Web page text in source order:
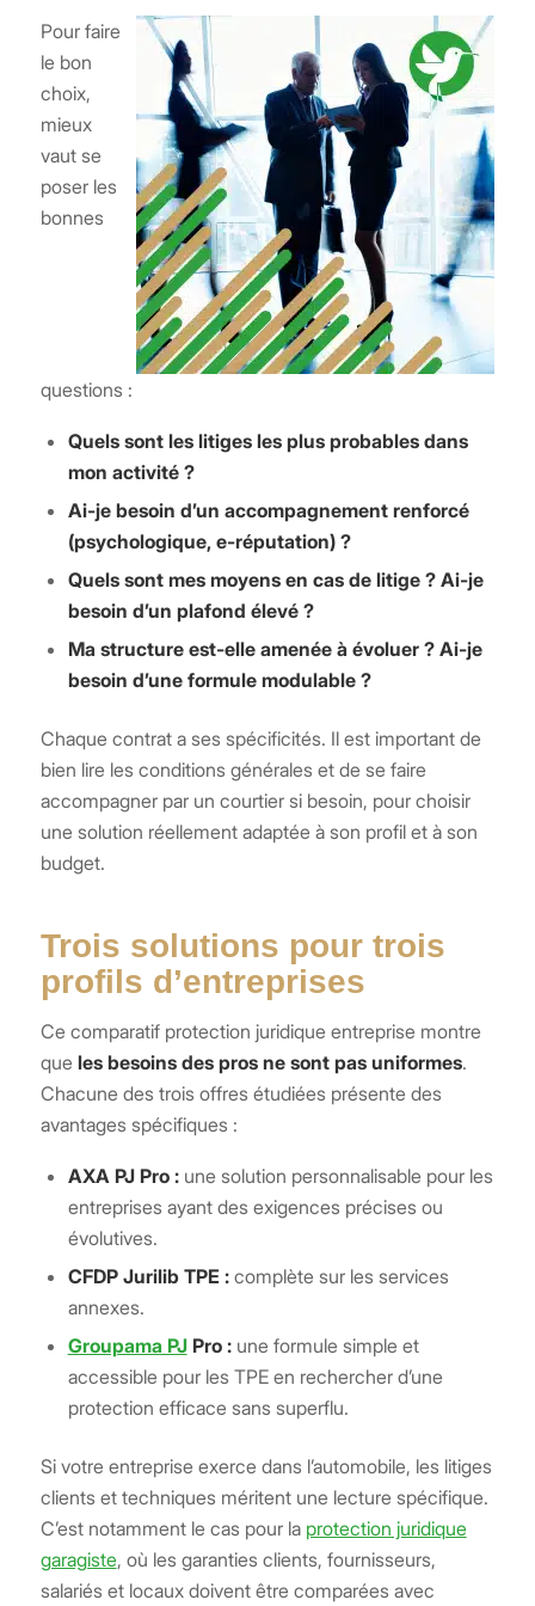
Pour faire
le bon
choix,
mieux
vaut se
poser les
bonnes
questions :
Quels sont les litiges les plus probables dans
mon activité ?
Ai-je besoin d’un accompagnement renforcé
(psychologique, e-réputation) ?
Quels sont mes moyens en cas de litige ? Ai-je
besoin d’un plafond élevé ?
Ma structure est-elle amenée à évoluer ? Ai-je
besoin d’une formule modulable ?
Chaque contrat a ses spécificités. Il est important de
bien lire les conditions générales et de se faire
accompagner par un courtier si besoin, pour choisir
une solution réellement adaptée à son profil et à son
budget.
Trois solutions pour trois
profils d’entreprises
Ce comparatif protection juridique entreprise montre
que les besoins des pros ne sont pas uniformes.
Chacune des trois offres étudiées présente des
avantages spécifiques :
AXA PJ Pro :une solution personnalisable pour les
entreprises ayant des exigences précises ou
évolutives.
CFDP Jurilib TPE :complète sur les services
annexes.
Groupama PJPro :une formule simple et
accessible pour les TPE en rechercher d’une
protection efficace sans superflu.
Si votre entreprise exerce dans l’automobile, les litiges
clients et techniques méritent une lecture spécifique.
C’est notamment le cas pour la protection juridique
garagiste, où les garanties clients, fournisseurs,
salariés et locaux doivent être comparées avec